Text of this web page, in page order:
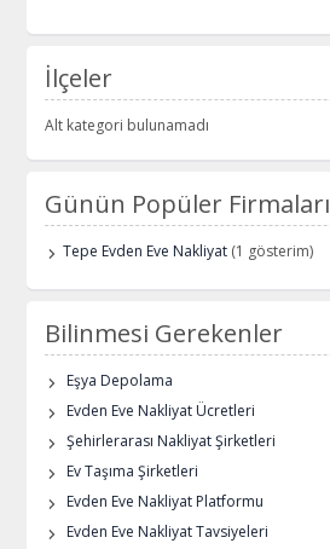
İlçeler
Alt kategori bulunamadı
Günün Popüler Firmaları
Tepe Evden Eve Nakliyat (1 gösterim)
Bilinmesi Gerekenler
Eşya Depolama
Evden Eve Nakliyat Ücretleri
Şehirlerarası Nakliyat Şirketleri
Ev Taşıma Şirketleri
Evden Eve Nakliyat Platformu
Evden Eve Nakliyat Tavsiyeleri